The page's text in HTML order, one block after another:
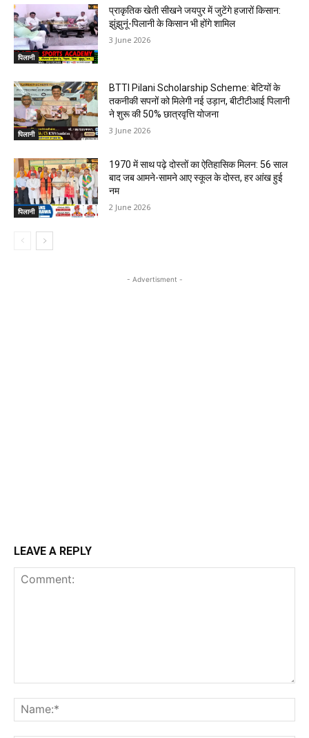
पिलानी
प्राकृतिक खेती सीखने जयपुर में जुटेंगे हजारों किसान:
झुंझुनूं-पिलानी के किसान भी होंगे शामिल
3 June 2026
पिलानी
BTTI Pilani Scholarship Scheme: बेटियों के
तकनीकी सपनों को मिलेगी नई उड़ान, बीटीटीआई पिलानी
ने शुरू की 50% छात्रवृत्ति योजना
3 June 2026
पिलानी
1970 में साथ पढ़े दोस्तों का ऐतिहासिक मिलन: 56 साल
बाद जब आमने-सामने आए स्कूल के दोस्त, हर आंख हुई
नम
2 June 2026
- Advertisment -
LEAVE A REPLY